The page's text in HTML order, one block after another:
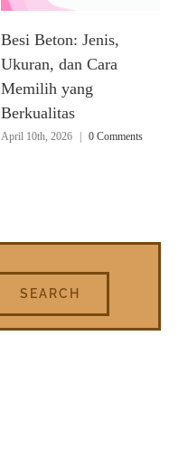
Besi Beton: Jenis,
Ukuran, dan Cara
Memilih yang
Berkualitas
April 10th, 2026 | 0 Comments
SEARCH